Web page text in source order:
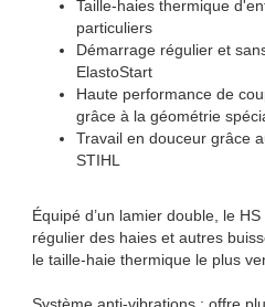
Taille-haies thermique
particuliers
Démarrage régulier et
ElastoStart
Haute performance de
grâce à la géométrie
Travail en douceur grâce
STIHL
Équipé d’un lamier double, le
régulier des haies et autres
le taille-haie thermique le plus
Système anti-vibrations : offre